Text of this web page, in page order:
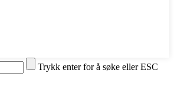
Trykk enter for å søke eller ESC